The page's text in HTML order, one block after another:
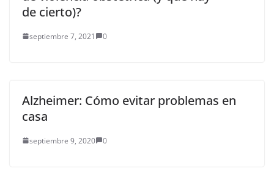
de cierto)?
septiembre 7, 2021 0
Alzheimer: Cómo evitar problemas en
casa
septiembre 9, 2020 0